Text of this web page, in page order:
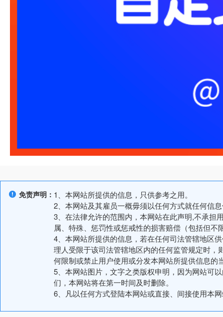
免责声明： 1、本网站所提供的信息，只供参考之用。
2、本网站及其雇员一概毋须以任何方式就任何信
3、在法律允许的范围内，本网站在此声明,不承担
属、特殊、惩罚性或惩戒性的损害赔偿（包括但
4、本网站所提供的信息，若在任何司法管辖地区
理人受限于该司法管辖地区内的任何监管规定时
何限制或禁止用户使用或分发本网站所提供信息的
5、本网站图片，文字之类版权申明，因为网站可
们，本网站将在第一时间及时删除。
6、凡以任何方式登陆本网站或直接、间接使用本